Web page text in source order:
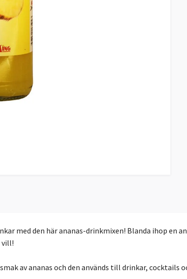
med den här ananas-drinkmixen! Blanda ihop en
vill!
av ananas och den används till drinkar, cocktails